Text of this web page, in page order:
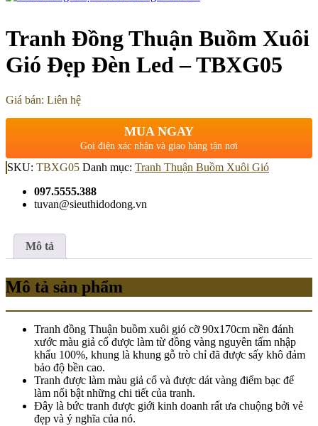
Tranh Đồng Thuận Buồm Xuôi
Gió Đẹp Đèn Led – TBXG05
Giá bán: Liên hệ
MUA NGAY
Gọi điện xác nhận và giao hàng tận nơi
SKU: TBXG05 Danh mục: Tranh Thuận Buồm Xuôi Gió
097.5555.388
tuvan@sieuthidodong.vn
Mô tả
Mô tả sản phẩm
Tranh đồng Thuận buồm xuôi gió cỡ 90x170cm nền đánh
xước màu giả cổ được làm từ đồng vàng nguyên tấm nhập
khẩu 100%, khung là khung gỗ trò chỉ đã được sấy khô đảm
bảo độ bền cao.
Tranh được làm màu giả cổ và được dát vàng điểm bạc để
làm nổi bật những chi tiết của tranh.
Đây là bức tranh được giới kinh doanh rất ưa chuộng bởi vẻ
đẹp và ý nghĩa của nó.